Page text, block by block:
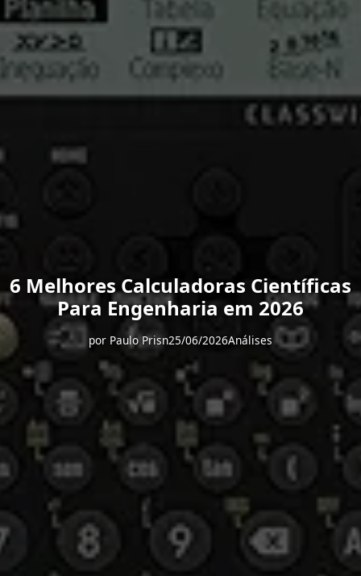
6 Melhores Calculadoras Científicas
Para Engenharia em 2026
por Paulo Prisn25/06/2026Análises